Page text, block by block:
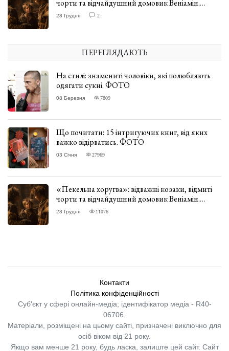
чорти та відчайдушний домовик Веніамін.
ВІДГУК
28 Грудня 2
ПЕРЕГЛЯДАЮТЬ
На стилі: знамениті чоловіки, які полюбляють
одягати сукні. ФОТО
08 Березня 7809
Що почитати: 15 інтригуючих книг, від яких
важко відірватись. ФОТО
03 Січня 27969
«Пекельна хоругва»: відважні козаки, відмиті
чорти та відчайдушний домовик Веніамін.
ВІДГУК
28 Грудня 11076
Контакти
Політика конфіденційності
Суб'єкт у сфері онлайн-медіа; ідентифікатор медіа - R40-
06706.
Матеріали, розміщені на цьому сайті, призначені виключно для
осіб віком від 21 року.
Якщо вам менше 21 року, будь ласка, залиште цей сайт. Сайт